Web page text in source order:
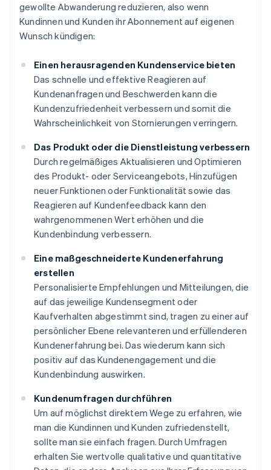
gewollte Abwanderung reduzieren, also wenn
Kundinnen und Kunden ihr Abonnement auf eigenen
Wunsch kündigen:
Einen herausragenden Kundenservice bieten
Das schnelle und effektive Reagieren auf
Kundenanfragen und Beschwerden kann die
Kundenzufriedenheit verbessern und somit die
Wahrscheinlichkeit von Stornierungen verringern.
Das Produkt oder die Dienstleistung verbessern
Durch regelmäßiges Aktualisieren und Optimieren
des Produkt- oder Serviceangebots, Hinzufügen
neuer Funktionen oder Funktionalität sowie das
Reagieren auf Kundenfeedback kann den
wahrgenommenen Wert erhöhen und die
Kundenbindung verbessern.
Eine maßgeschneiderte Kundenerfahrung
erstellen
Personalisierte Empfehlungen und Mitteilungen, die
auf das jeweilige Kundensegment oder
Kaufverhalten abgestimmt sind, tragen zu einer auf
persönlicher Ebene relevanteren und erfüllenderen
Kundenerfahrung bei. Das wiederum kann sich
positiv auf das Kundenengagement und die
Kundenbindung auswirken.
Kundenumfragen durchführen
Um auf möglichst direktem Wege zu erfahren, wie
man die Kundinnen und Kunden zufriedenstellt,
sollte man sie einfach fragen. Durch Umfragen
erhalten Sie wertvolle qualitative und quantitative